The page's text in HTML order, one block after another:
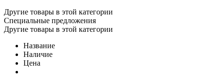
Другие товары в этой категории
Специальные предложения
Другие товары в этой категории
Название
Наличие
Цена